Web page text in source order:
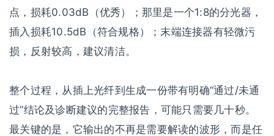
点，损耗0.03dB（优秀）；那里是一个1:8的分光器，
插入损耗10.5dB（符合规格）；末端连接器有轻微污
损，反射较高，建议清洁。
整个过程，从插上光纤到生成一份带有明确“通过/未通
过”结论及诊断建议的完整报告，可能只需要几十秒。
最关键的是，它输出的不再是需要解读的波形，而是任